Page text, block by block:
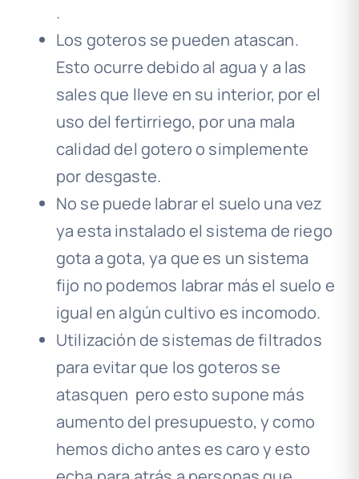
.
Los goteros se pueden atascan.
Esto ocurre debido al agua y a las
sales que lleve en su interior, por el
uso del fertirriego, por una mala
calidad del gotero o simplemente
por desgaste.
No se puede labrar el suelo una vez
ya esta instalado el sistema de riego
gota a gota, ya que es un sistema
fijo no podemos labrar más el suelo e
igual en algún cultivo es incomodo.
Utilización de sistemas de filtrados
para evitar que los goteros se
atasquen pero esto supone más
aumento del presupuesto, y como
hemos dicho antes es caro y esto